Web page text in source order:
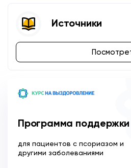
Источники
Программа поддержки
для пациентов с псориазом и
другими заболеваниями